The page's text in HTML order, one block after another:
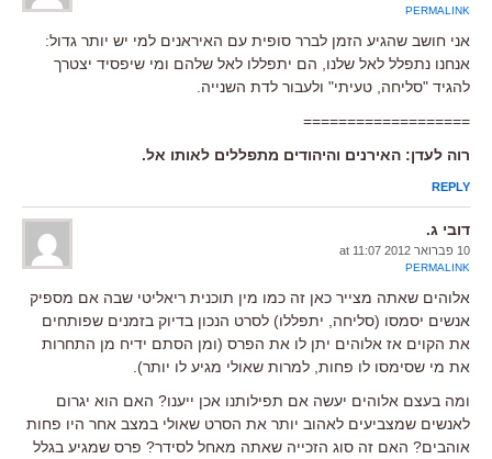
PERMALINK
אני חושב שהגיע הזמן לברר סופית עם האיראנים למי יש יותר גדול:
אנחנו נתפלל לאל שלנו, הם יתפללו לאל שלהם ומי שיפסיד יצטרך
להגיד "סליחה, טעיתי" ולעבור לדת השנייה.
===================
רוה לעדן: האירנים והיהודים מתפללים לאותו אל.
REPLY
דובי ג.
10 פברואר 2012 at 11:07
PERMALINK
אלוהים שאתה מצייר כאן זה כמו מין תוכנית ריאליטי שבה אם מספיק
אנשים יסמסו (סליחה, יתפללו) לסרט הנכון בדיוק בזמנים שפותחים
את הקוים אז אלוהים יתן לו את הפרס (ומן הסתם ידיח מן התחרות
את מי שסימסו לו פחות, למרות שאולי מגיע לו יותר).
ומה בעצם אלוהים יעשה אם תפילותנו אכן ייענו? האם הוא יגרום
לאנשים שמצביעים לאהוב יותר את הסרט שאולי במצב אחר היו פחות
אוהבים? האם זה סוג הזכייה שאתה מאחל לסידר? פרס שמגיע בגלל